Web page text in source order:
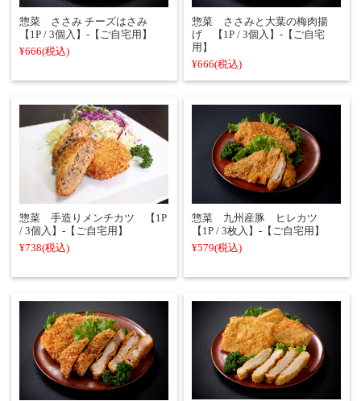
惣菜 ささみ チーズはさみ
【1P / 3個入】-【ご自宅用】
¥666(税込)
惣菜 ささみと大葉の梅肉揚
げ 【1P / 3個入】-【ご自宅
用】
¥666(税込)
惣菜 手造りメンチカツ 【1P
/ 3個入】-【ご自宅用】
¥738(税込)
惣菜 九州産豚 ヒレカツ
【1P / 3枚入】-【ご自宅用】
¥579(税込)